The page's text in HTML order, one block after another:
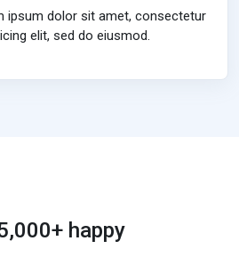
ipsum dolor sit amet, consectetur
elit, sed do eiusmod.
happy